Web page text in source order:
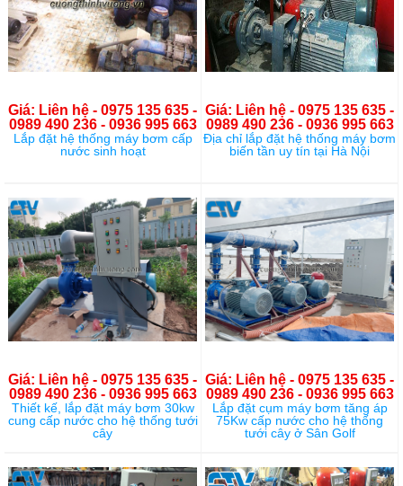
Giá: Liên hệ - 0975 135 635 -
0989 490 236 - 0936 995 663
Lắp đặt hệ thống máy bơm cấp
nước sinh hoạt
Giá: Liên hệ - 0975 135 635 -
0989 490 236 - 0936 995 663
Địa chỉ lắp đặt hệ thống máy bơm
biến tần uy tín tại Hà Nội
Giá: Liên hệ - 0975 135 635 -
0989 490 236 - 0936 995 663
Thiết kế, lắp đặt máy bơm 30kw
cung cấp nước cho hệ thống tưới
cây
Giá: Liên hệ - 0975 135 635 -
0989 490 236 - 0936 995 663
Lắp đặt cụm máy bơm tăng áp
75Kw cấp nước cho hệ thống
tưới cây ở Sân Golf